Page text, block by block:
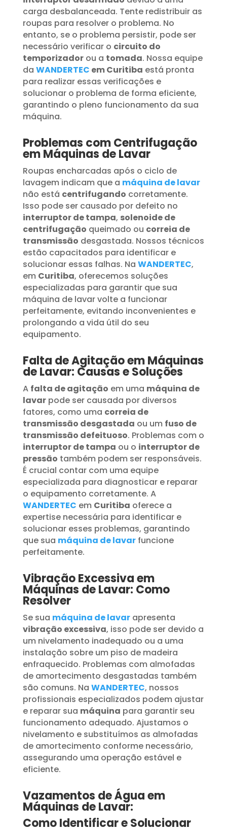
carga desbalanceada. Tente redistribuir as
roupas para resolver o problema. No
entanto, se o problema persistir, pode ser
necessário verificar o circuito do
temporizadorou a tomada. Nossa equipe
da WANDERTEC em Curitiba está pronta
para realizar essas verificações e
solucionar o problema de forma eficiente,
garantindo o pleno funcionamento da sua
máquina.
Problemas com Centrifugação
em Máquinas de Lavar
Roupas encharcadas após o ciclo de
lavagem indicam que a máquina de lavar
não está centrifugando corretamente.
Isso pode ser causado por defeito no
interruptor de tampa, solenoide de
centrifugação queimado ou correia de
transmissão desgastada. Nossos técnicos
estão capacitados para identificar e
solucionar essas falhas. Na WANDERTEC,
em Curitiba, oferecemos soluções
especializadas para garantir que sua
máquina de lavar volte a funcionar
perfeitamente, evitando inconvenientes e
prolongando a vida útil do seu
equipamento.
Falta de Agitação em Máquinas
de Lavar: Causas e Soluções
A falta de agitação em uma máquina de
lavarpode ser causada por diversos
fatores, como uma correia de
transmissão desgastada ou um fuso de
transmissão defeituoso. Problemas com o
interruptor de tampa ou o interruptor de
pressão também podem ser responsáveis.
É crucial contar com uma equipe
especializada para diagnosticar e reparar
o equipamento corretamente. A
WANDERTEC em Curitiba oferece a
expertise necessária para identificar e
solucionar esses problemas, garantindo
que sua máquina de lavarfuncione
perfeitamente.
Vibração Excessiva em
Máquinas de Lavar: Como
Resolver
Se sua máquina de lavarapresenta
vibração excessiva, isso pode ser devido a
um nivelamento inadequado ou a uma
instalação sobre um piso de madeira
enfraquecido. Problemas com almofadas
de amortecimento desgastadas também
são comuns. Na WANDERTEC, nossos
profissionais especializados podem ajustar
e reparar sua máquina para garantir seu
funcionamento adequado. Ajustamos o
nivelamento e substituímos as almofadas
de amortecimento conforme necessário,
assegurando uma operação estável e
eficiente.
Vazamentos de Água em
Máquinas de Lavar:
Como Identificar e Solucionar